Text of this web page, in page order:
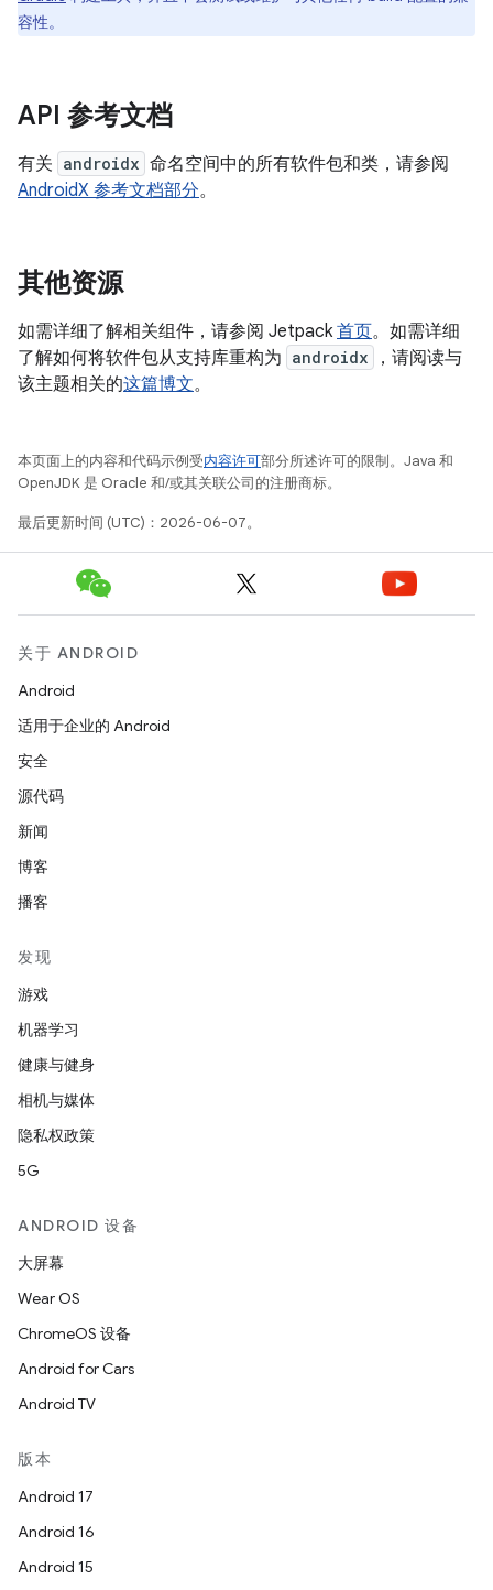
容性。
API 参考文档
有关 androidx 命名空间中的所有软件包和类，请参阅
AndroidX 参考文档部分。
其他资源
如需详细了解相关组件，请参阅 Jetpack 首页。如需详细
了解如何将软件包从支持库重构为 androidx
，请阅读与
该主题相关的这篇博文。
本页面上的内容和代码示例受内容许可部分所述许可的限制。Java 和
OpenJDK 是 Oracle 和/或其关联公司的注册商标。
最后更新时间 (UTC)：2026-06-07。
关于 ANDROID
Android
适用于企业的 Android
安全
源代码
新闻
博客
播客
发现
游戏
机器学习
健康与健身
相机与媒体
隐私权政策
5G
ANDROID 设备
大屏幕
Wear OS
ChromeOS 设备
Android for Cars
Android TV
版本
Android 17
Android 16
Android 15